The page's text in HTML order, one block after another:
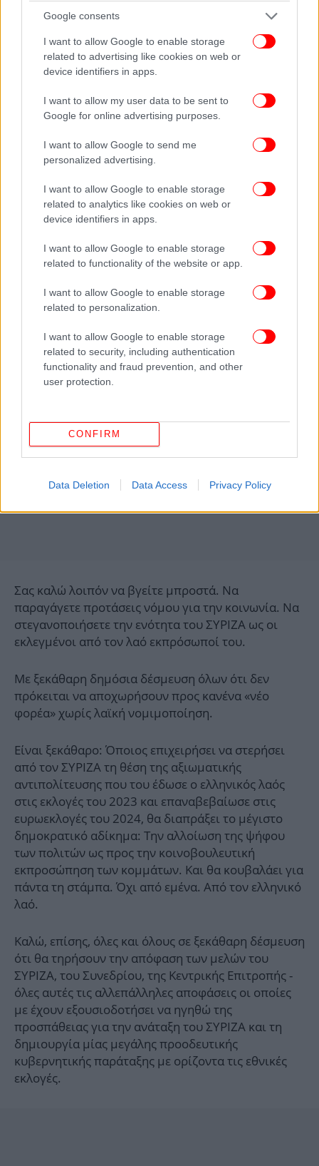
Google consents
I want to allow Google to enable storage
related to advertising like cookies on web or
device identifiers in apps.
I want to allow my user data to be sent to
Google for online advertising purposes.
I want to allow Google to send me
personalized advertising.
I want to allow Google to enable storage
related to analytics like cookies on web or
device identifiers in apps.
I want to allow Google to enable storage
related to functionality of the website or app.
I want to allow Google to enable storage
related to personalization.
I want to allow Google to enable storage
related to security, including authentication
functionality and fraud prevention, and other
user protection.
CONFIRM
Data Deletion Data Access Privacy Policy
Η νοσηρότητα που υπάρχει σήμερα στον δημόσιο
διάλογο σε καμία περίπτωση δεν μπορεί να
συνεχίσει να αποπροσανατολίζει από το πολύ
Κοινοβουλευτική Ομάδα στη νέα σύνοδο που
αρχίζει. Το επισημαίνω γιατί μέχρι σήμερα αυτό
συμβαίνει. Κάθε σημαντική πολιτική μας πρόταση
επισκιάζεται από το κουτσομπολιό.
Ο χυδαίος αποπροσανατολισμός που έχει
προωθήσει η προπαγάνδα της Νέας Δημοκρατίας με
επιθέσεις στο πρόσωπό μου, δεν μπορεί να
συνεχίσει να τροφοδοτείται από δικά μας στελέχη.
Δική μας δουλειά είναι να ελέγχουμε στη Βουλή και
Η εμμονή της ΝΔ με τον ΣΥΡΙΖΑ και μαζί μου
δείχνει ακριβώς ποιον φοβούνται. Δεν πρόκειται
λοιπόν να τους κάνουμε το χατίρι.
Σας καλώ λοιπόν να βγείτε μπροστά. Να
παραγάγετε προτάσεις νόμου για την κοινωνία. Να
στεγανοποιήσετε την ενότητα του ΣΥΡΙΖΑ ως οι
εκλεγμένοι από τον λαό εκπρόσωποί του.
Με ξεκάθαρη δημόσια δέσμευση όλων ότι δεν
πρόκειται να αποχωρήσουν προς κανένα «νέο
φορέα» χωρίς λαϊκή νομιμοποίηση.
Είναι ξεκάθαρο: Όποιος επιχειρήσει να στερήσει
από τον ΣΥΡΙΖΑ τη θέση της αξιωματικής
αντιπολίτευσης που του έδωσε ο ελληνικός λαός
στις εκλογές του 2023 και επαναβεβαίωσε στις
ευρωεκλογές του 2024, θα διαπράξει το μέγιστο
δημοκρατικό αδίκημα: Την αλλοίωση της ψήφου
των πολιτών ως προς την κοινοβουλευτική
εκπροσώπηση των κομμάτων. Και θα κουβαλάει για
πάντα τη στάμπα. Όχι από εμένα. Από τον ελληνικό
λαό.
Καλώ, επίσης, όλες και όλους σε ξεκάθαρη δέσμευση
ότι θα τηρήσουν την απόφαση των μελών του
ΣΥΡΙΖΑ, του Συνεδρίου, της Κεντρικής Επιτροπής -
όλες αυτές τις αλλεπάλληλες αποφάσεις οι οποίες
με έχουν εξουσιοδοτήσει να ηγηθώ της
προσπάθειας για την ανάταξη του ΣΥΡΙΖΑ και τη
δημιουργία μίας μεγάλης προοδευτικής
κυβερνητικής παράταξης με ορίζοντα τις εθνικές
εκλογές.